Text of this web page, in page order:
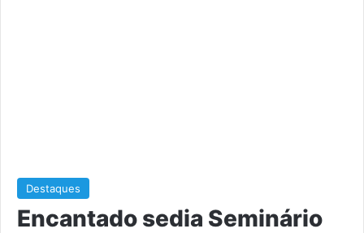
Destaques
Encantado sedia Seminário